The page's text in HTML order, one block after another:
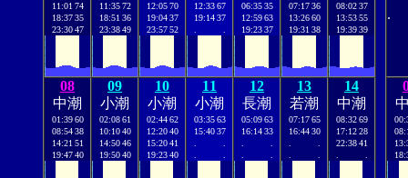
11:01 74
18:37 35
23:30 47
11:35 72
18:51 36
23:38 49
12:05 70
19:04 37
23:57 52
12:33 67
19:14 37
06:35 35
12:59 63
19:23 37
07:17 36
13:26 60
19:31 38
08:02 37
13:53 55
19:39 39
08
中潮
01:39 60
08:54 38
14:21 51
19:47 40
09
小潮
02:08 61
10:10 40
14:50 46
19:50 40
10
小潮
02:44 62
12:20 40
15:20 41
19:23 40
11
小潮
03:35 63
15:40 37
12
長潮
05:09 63
16:14 33
13
若潮
07:17 65
16:44 30
14
中潮
08:32 69
17:12 28
22:38 41
.